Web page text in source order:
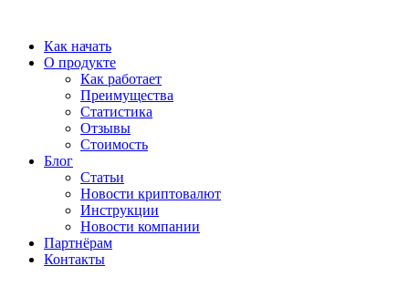
содержимому
Как начать
О продукте
Как работает
Преимущества
Статистика
Отзывы
Стоимость
Блог
Статьи
Новости криптовалют
Инструкции
Новости компании
Партнёрам
Контакты